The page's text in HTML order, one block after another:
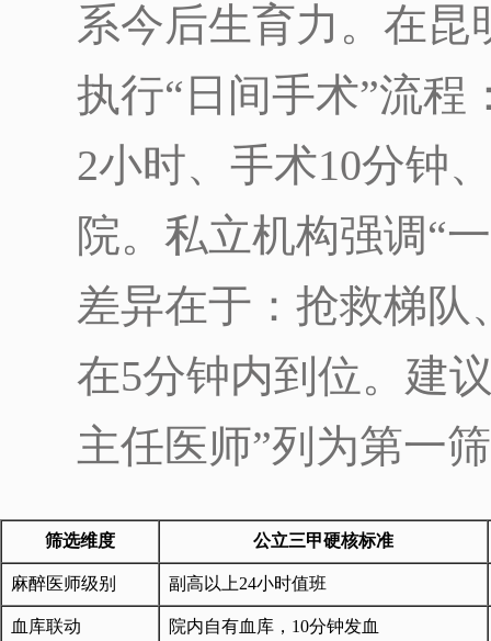
系今后生育力。在
执行“日间手术”流程
2小时、手术10分钟
院。私立机构强调“
差异在于：抢救梯队
在5分钟内到位。建
主任医师”列为第一
筛选维度 公立三甲硬核标准
麻醉医师级别 副高以上24小时值班
血库联动 院内自有血库，10分钟发血